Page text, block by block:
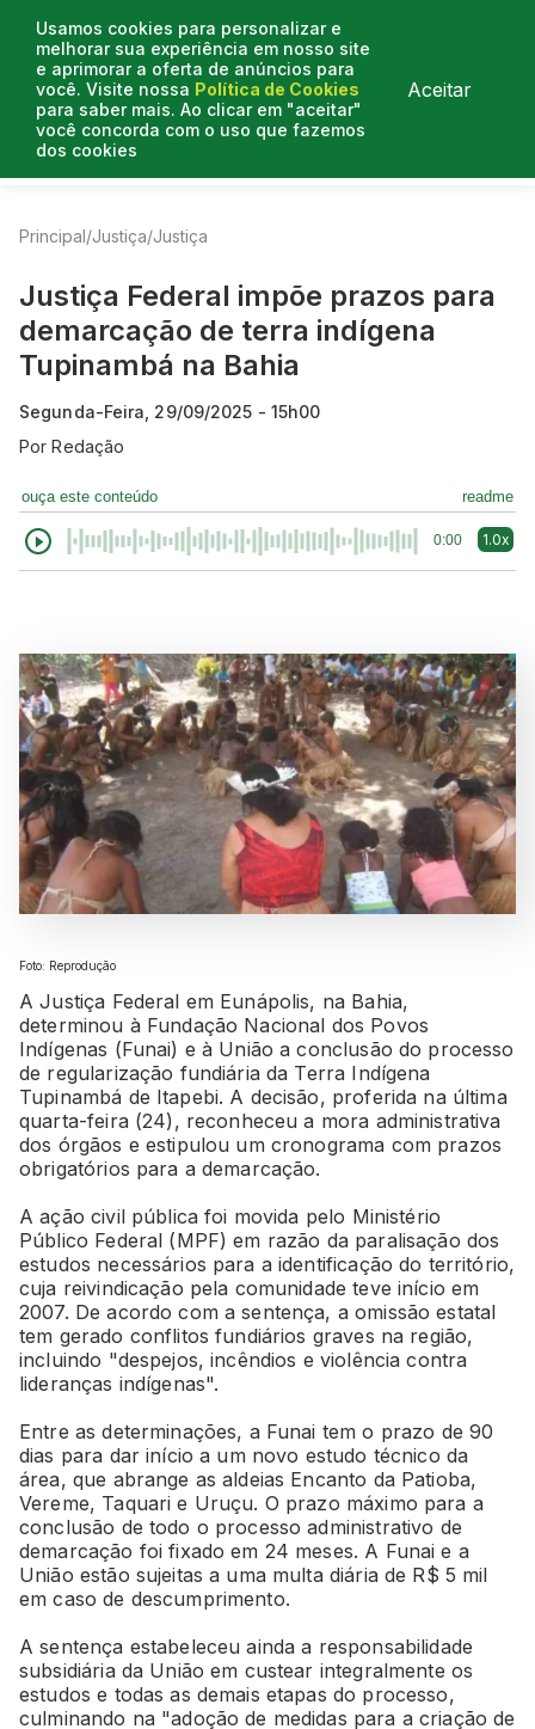
Usamos cookies para personalizar e
melhorar sua experiência em nosso site
e aprimorar a oferta de anúncios para
você. Visite nossa Política de Cookies
para saber mais. Ao clicar em "aceitar"
você concorda com o uso que fazemos
dos cookies
Aceitar
Entrevistas
Principal/Justiça/Justiça
Justiça Federal impõe prazos para
demarcação de terra indígena
Tupinambá na Bahia
Segunda-Feira, 29/09/2025 - 15h00
PorRedação
ouça este conteúdo readme
0:00 1.0x
Foto: Reprodução
A Justiça Federal em Eunápolis, na Bahia,
determinou à Fundação Nacional dos Povos
Indígenas (Funai) e à União a conclusão do processo
de regularização fundiária da Terra Indígena
Tupinambá de Itapebi. A decisão, proferida na última
quarta-feira (24), reconheceu a mora administrativa
dos órgãos e estipulou um cronograma com prazos
obrigatórios para a demarcação.
A ação civil pública foi movida pelo Ministério
Público Federal (MPF) em razão da paralisação dos
estudos necessários para a identificação do território,
cuja reivindicação pela comunidade teve início em
2007. De acordo com a sentença, a omissão estatal
tem gerado conflitos fundiários graves na região,
incluindo "despejos, incêndios e violência contra
lideranças indígenas".
Entre as determinações, a Funai tem o prazo de 90
dias para dar início a um novo estudo técnico da
área, que abrange as aldeias Encanto da Patioba,
Vereme, Taquari e Uruçu. O prazo máximo para a
conclusão de todo o processo administrativo de
demarcação foi fixado em 24 meses. A Funai e a
União estão sujeitas a uma multa diária de R$ 5 mil
em caso de descumprimento.
A sentença estabeleceu ainda a responsabilidade
subsidiária da União em custear integralmente os
estudos e todas as demais etapas do processo,
culminando na "adoção de medidas para a criação de